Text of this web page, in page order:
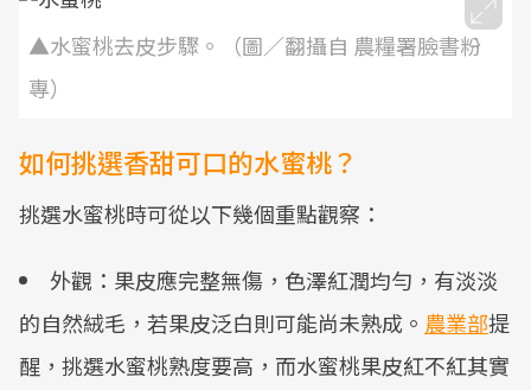
▲水蜜桃去皮步驟。（圖／翻攝自 農糧署臉書粉
專）
如何挑選香甜可口的水蜜桃？
挑選水蜜桃時可從以下幾個重點觀察：
外觀：果皮應完整無傷，色澤紅潤均勻，有淡淡
的自然絨毛，若果皮泛白則可能尚未熟成。 農業部提
醒，挑選水蜜桃熟度要高，而水蜜桃果皮紅不紅其實